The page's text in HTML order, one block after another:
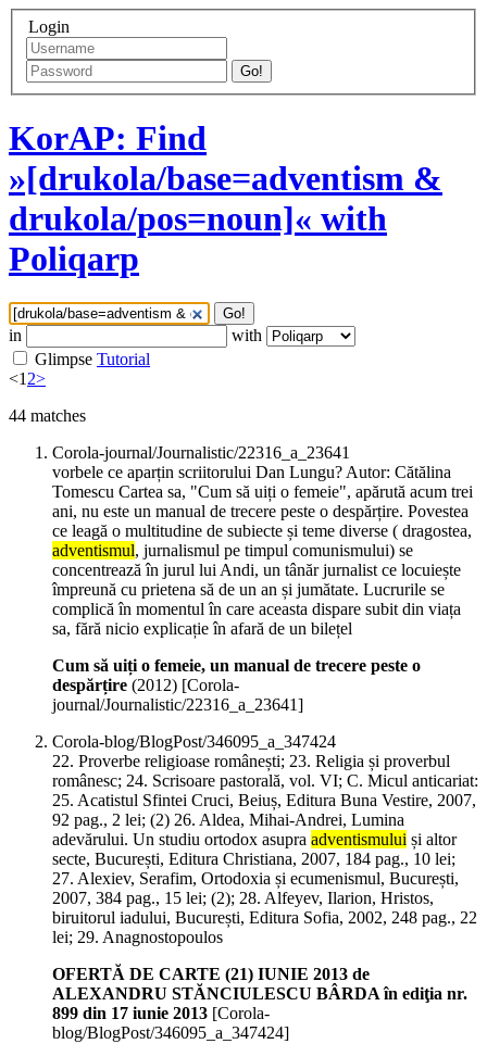
Login
Go!
KorAP: Find
»[drukola/base=adventism &
drukola/pos=noun]« with
Poliqarp
Go!
in
with
Glimpse Tutorial
<12>
44 matches
Corola-journal/Journalistic/22316_a_23641
vorbele ce aparțin scriitorului Dan Lungu? Autor: Cătălina
Tomescu Cartea sa, "Cum să uiți o femeie", apărută acum trei
ani, nu este un manual de trecere peste o despărțire. Povestea
ce leagă o multitudine de subiecte și teme diverse ( dragostea,
adventismul, jurnalismul pe timpul comunismului) se
concentrează în jurul lui Andi, un tânăr jurnalist ce locuiește
împreună cu prietena să de un an și jumătate. Lucrurile se
complică în momentul în care aceasta dispare subit din viața
sa, fără nicio explicație în afară de un bilețel
Cum să uiți o femeie, un manual de trecere peste o
despărțire (2012) [Corola-
journal/Journalistic/22316_a_23641]
Corola-blog/BlogPost/346095_a_347424
22. Proverbe religioase românești; 23. Religia și proverbul
românesc; 24. Scrisoare pastorală, vol. VI; C. Micul anticariat:
25. Acatistul Sfintei Cruci, Beiuș, Editura Buna Vestire, 2007,
92 pag., 2 lei; (2) 26. Aldea, Mihai-Andrei, Lumina
adevărului. Un studiu ortodox asupra adventismului și altor
secte, București, Editura Christiana, 2007, 184 pag., 10 lei;
27. Alexiev, Serafim, Ortodoxia și ecumenismul, București,
2007, 384 pag., 15 lei; (2); 28. Alfeyev, Ilarion, Hristos,
biruitorul iadului, București, Editura Sofia, 2002, 248 pag., 22
lei; 29. Anagnostopoulos
OFERTĂ DE CARTE (21) IUNIE 2013 de
ALEXANDRU STĂNCIULESCU BÂRDA în ediţia nr.
899 din 17 iunie 2013 [Corola-
blog/BlogPost/346095_a_347424]